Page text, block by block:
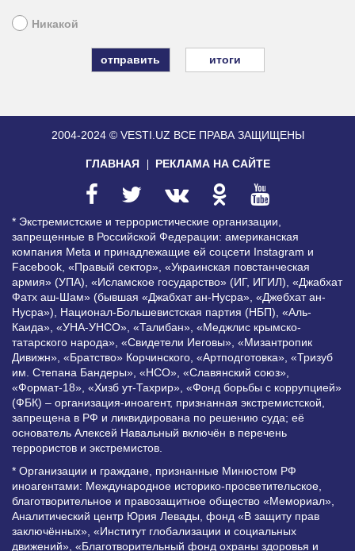
Никакой
итоги
2004-2024 © VESTI.UZ ВСЕ ПРАВА ЗАЩИЩЕНЫ
ГЛАВНАЯ РЕКЛАМА НА САЙТЕ
* Экстремистские и террористические организации,
запрещенные в Российской Федерации: американская
компания Meta и принадлежащие ей соцсети Instagram и
Facebook, «Правый сектор», «Украинская повстанческая
армия» (УПА), «Исламское государство» (ИГ, ИГИЛ), «Джабхат
Фатх аш-Шам» (бывшая «Джабхат ан-Нусра», «Джебхат ан-
Нусра»), Национал-Большевистская партия (НБП), «Аль-
Каида», «УНА-УНСО», «Талибан», «Меджлис крымско-
татарского народа», «Свидетели Иеговы», «Мизантропик
Дивижн», «Братство» Корчинского, «Артподготовка», «Тризуб
им. Степана Бандеры», «НСО», «Славянский союз»,
«Формат-18», «Хизб ут-Тахрир», «Фонд борьбы с коррупцией»
(ФБК) – организация-иноагент, признанная экстремистской,
запрещена в РФ и ликвидирована по решению суда; её
основатель Алексей Навальный включён в перечень
террористов и экстремистов.
* Организации и граждане, признанные Минюстом РФ
иноагентами: Международное историко-просветительское,
благотворительное и правозащитное общество «Мемориал»,
Аналитический центр Юрия Левады, фонд «В защиту прав
заключённых», «Институт глобализации и социальных
движений», «Благотворительный фонд охраны здоровья и